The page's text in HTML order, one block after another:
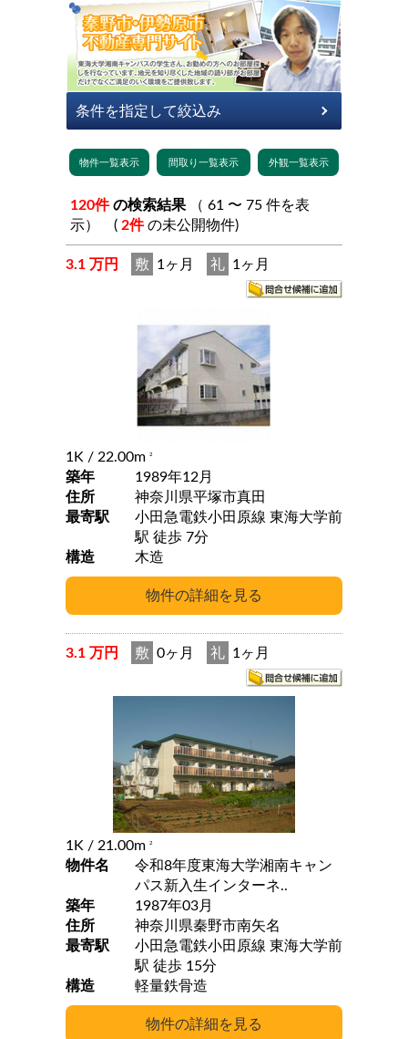
120件 の検索結果
示） ( 2件 の未公開物件)
3.1 万円 敷 1ヶ月 礼 1ヶ月
1K / 22.00m 2
築年
1989年12月
住所
神奈川県平塚市真田
最寄駅
小田急電鉄小田原線 東海大学前
駅 徒歩 7分
構造
木造
3.1 万円 敷 0ヶ月 礼 1ヶ月
1K / 21.00m 2
物件名
令和8年度東海大学湘南キャン
パス新入生インターネ..
築年
1987年03月
住所
神奈川県秦野市南矢名
最寄駅
小田急電鉄小田原線 東海大学前
駅 徒歩 15分
構造
軽量鉄骨造